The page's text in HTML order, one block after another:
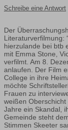
Schreibe eine Antwort
Der
Literaturverfilmung:
hierzulande bei btb
mit Emma Stone,
verfilmt. Am 8.
anlaufen. Der Film
College in ihre
möchte
Frauen zu
weißen
Jahre ein Skandal,
Gemeinde steht
Stimmen Skeeter